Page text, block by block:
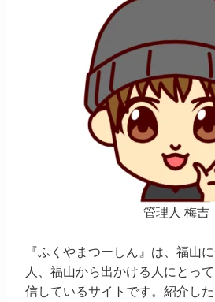
管理人 梅吉
『ふくやまつーしん』は、福山
人、福山から出かける人にとっ
信しているサイトです。紹介し